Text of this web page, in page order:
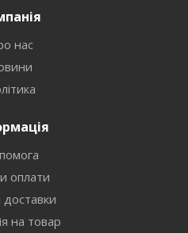
нас
оплати
на товар